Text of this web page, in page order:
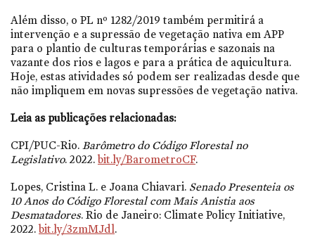
Além disso, o PL nº 1282/2019 também permitirá a
intervenção e a supressão de vegetação nativa em APP
para o plantio de culturas temporárias e sazonais na
vazante dos rios e lagos e para a prática de aquicultura.
Hoje, estas atividades só podem ser realizadas desde que
não impliquem em novas supressões de vegetação nativa.
Leia as publicações relacionadas:
CPI/PUC-Rio. Barômetro do Código Florestal no
Legislativo. 2022. bit.ly/BarometroCF.
Lopes, Cristina L. e Joana Chiavari. Senado Presenteia os
10 Anos do Código Florestal com Mais Anistia aos
Desmatadores. Rio de Janeiro: Climate Policy Initiative,
2022. bit.ly/3zmMJdl.